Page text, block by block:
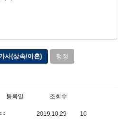
사(상속/이혼) 행정
등록일 조회수
2019.10.29 10